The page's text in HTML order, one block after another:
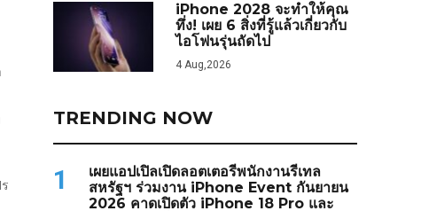
iPhone 2028 จะทำให้คุณ
ทึ่ง! เผย 6 สิ่งที่รู้แล้วเกี่ยวกับ
ไอโฟนรุ่นถัดไป
4 Aug,2026
TRENDING NOW
1
เผยแอปเปิลเปิดลอตเตอรีพนักงานรีเทล
สหรัฐฯ ร่วมงาน iPhone Event กันยายน
2026 คาดเปิดตัว iPhone 18 Pro และ